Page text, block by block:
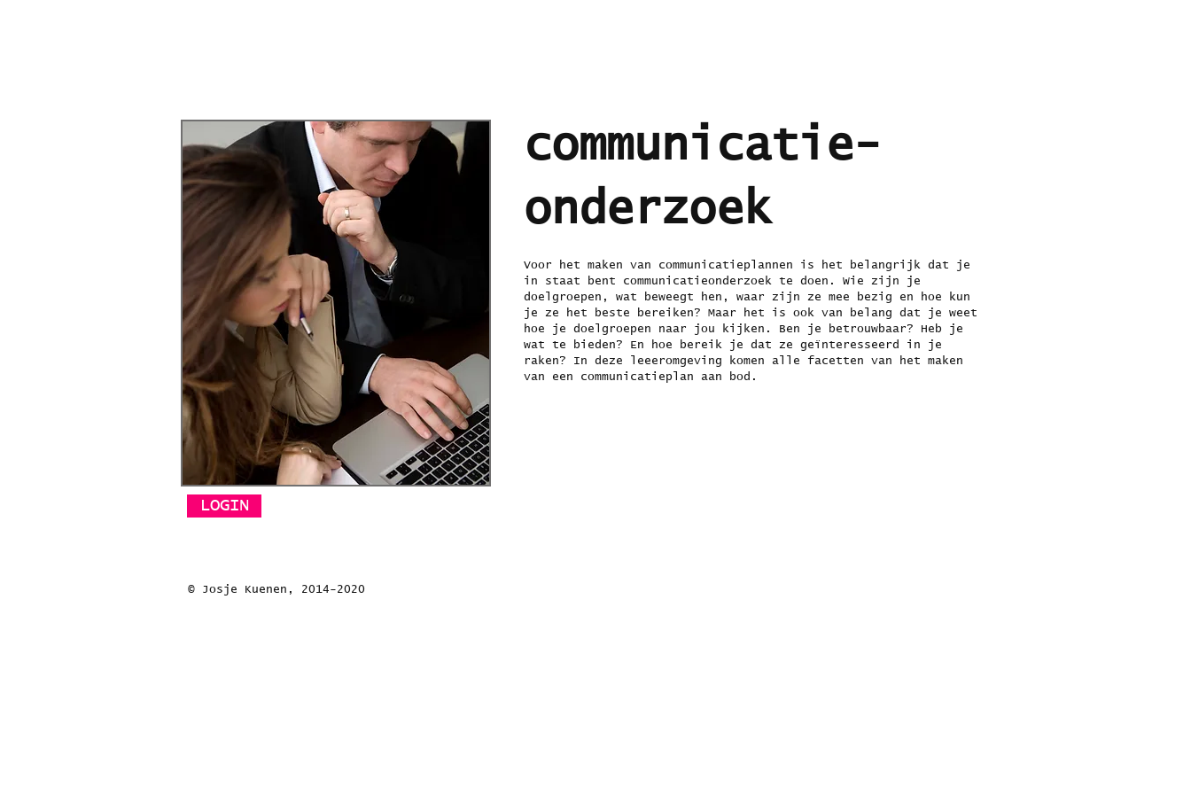
communicatie-
onderzoek
Voor het maken van communicatieplannen is het belangrijk dat je
in staat bent communicatieonderzoek te doen. Wie zijn je
doelgroepen, wat beweegt hen, waar zijn ze mee bezig en hoe kun
je ze het beste bereiken? Maar het is ook van belang dat je weet
hoe je doelgroepen naar jou kijken. Ben je betrouwbaar? Heb je
wat te bieden? En hoe bereik je dat ze geïnteresseerd in je
raken? In deze leeeromgeving komen alle facetten van het maken
van een communicatieplan aan bod.
LOGIN
© Josje Kuenen, 2014-2020